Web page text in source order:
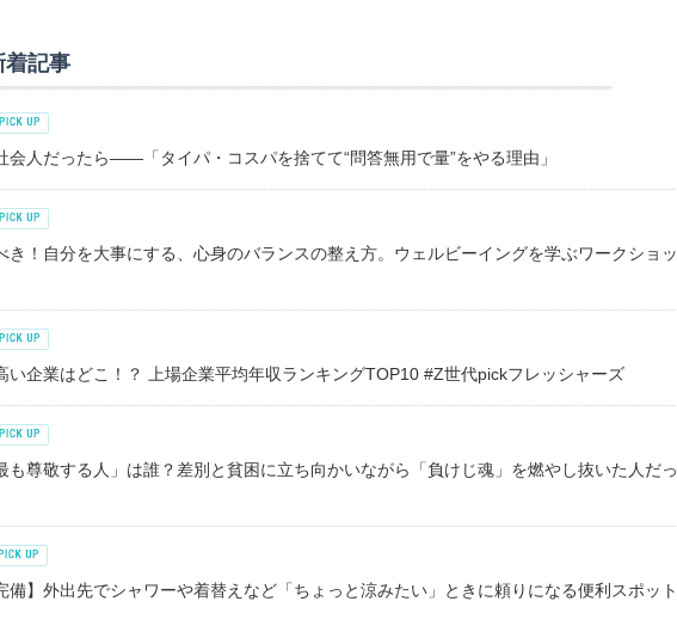
着記事
会人だったら――「タイパ・コスパを捨てて“問答無用で量”をやる理由」
き！自分を大事にする、心身のバランスの整え方。ウェルビーイングを学ぶワークショッ
い企業はどこ！？ 上場企業平均年収ランキングTOP10 #Z世代pickフレッシャーズ
も尊敬する人」は誰？差別と貧困に立ち向かいながら「負けじ魂」を燃やし抜いた人だっ
備】外出先でシャワーや着替えなど「ちょっと涼みたい」ときに頼りになる便利スポット